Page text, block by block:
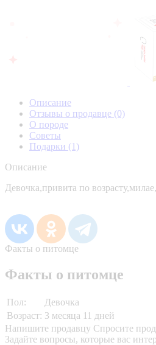
Описание
Отзывы о продавце (0)
О породе
Советы
Подарки (1)
Описание
Девочка,привита по
Факты о питомце
Факты о питомце
Пол:
Девочка
Возраст: 3 месяца 11 дней
Напишите продавцу Спросите
Задайте вопросы, которые вас